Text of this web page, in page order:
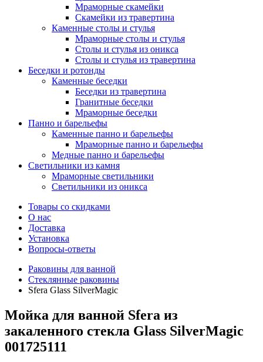
Мраморные скамейки
Скамейки из травертина
Каменные столы и стулья
Мраморные столы и стулья
Столы и стулья из оникса
Столы и стулья из травертина
Беседки и ротонды
Каменные беседки
Беседки из травертина
Гранитные беседки
Мраморные беседки
Панно и барельефы
Каменные панно и барельефы
Мраморные панно и барельефы
Медные панно и барельефы
Светильники из камня
Мраморные светильники
Светильники из оникса
Товары со скидками
О нас
Доставка
Установка
Вопросы-ответы
Раковины для ванной
Стеклянные раковины
Sfera Glass SilverMagic
Мойка для ванной Sfera из
закаленного стекла Glass SilverMagic
001725111